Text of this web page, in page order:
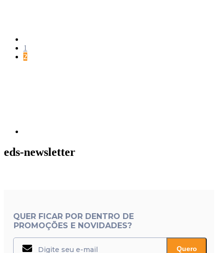
Página
1
Página
2
eds-newsletter
QUER FICAR POR DENTRO DE
PROMOÇÕES E NOVIDADES?
Quero